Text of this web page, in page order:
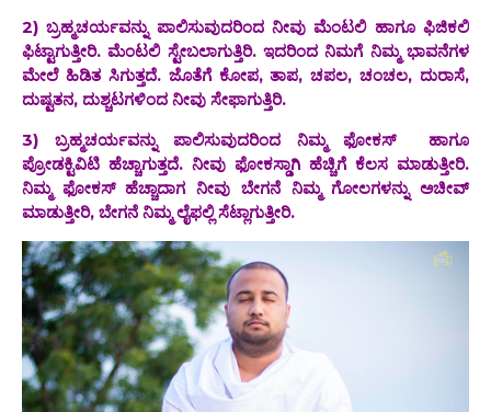
2) ಬ್ರಹ್ಮಚರ್ಯವನ್ನು ಪಾಲಿಸುವುದರಿಂದ ನೀವು ಮೆಂಟಲಿ ಹಾಗೂ ಫಿಜಿಕಲಿ
ಫಿಟ್ಟಾಗುತ್ತೀರಿ. ಮೆಂಟಲಿ ಸ್ಟೇಬಲಾಗುತ್ತಿರಿ. ಇದರಿಂದ ನಿಮಗೆ ನಿಮ್ಮ ಭಾವನೆಗಳ
ಮೇಲೆ ಹಿಡಿತ ಸಿಗುತ್ತದೆ. ಜೊತೆಗೆ ಕೋಪ, ತಾಪ, ಚಪಲ, ಚಂಚಲ, ದುರಾಸೆ,
ದುಷ್ಟತನ, ದುಶ್ಚಟಗಳಿಂದ ನೀವು ಸೇಫಾಗುತ್ತಿರಿ.
3) ಬ್ರಹ್ಮಚರ್ಯವನ್ನು ಪಾಲಿಸುವುದರಿಂದ‌ ನಿಮ್ಮ ಫೋಕಸ್ ಹಾಗೂ
ಪ್ರೋಡಕ್ಟಿವಿಟಿ ಹೆಚ್ಚಾಗುತ್ತದೆ. ನೀವು‌ ಫೋಕಸ್ಡಾಗಿ ಹೆಚ್ಚಿಗೆ ಕೆಲಸ ಮಾಡುತ್ತೀರಿ.
‌ನಿಮ್ಮ ಫೋಕಸ್ ಹೆಚ್ಚಾದಾಗ ನೀವು ಬೇಗನೆ ನಿಮ್ಮ‌ ಗೋಲಗಳನ್ನು ಅಚೀವ್
ಮಾಡುತ್ತೀರಿ, ಬೇಗನೆ ನಿಮ್ಮ ಲೈಫಲ್ಲಿ ಸೆಟ್ಲಾಗುತ್ತೀರಿ.